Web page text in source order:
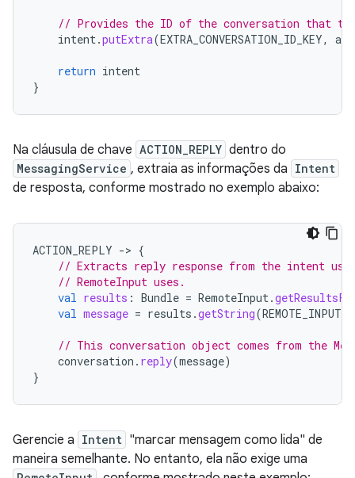
// Provides the ID of the conversation that
intent.putExtra(EXTRA_CONVERSATION_ID_KEY,
return intent
}
Na cláusula de chave ACTION_REPLY dentro do
MessagingService , extraia as informações da Intent
de resposta, conforme mostrado no exemplo abaixo:
ACTION_REPLY -> {
// Extracts reply response from the intent
// RemoteInput uses.
val results : Bundle = RemoteInput.
val message = results .getString(
// This conversation object comes from the
conversation . reply(message)
}
Gerencie a Intent "marcar mensagem como lida" de
maneira semelhante. No entanto, ela não exige uma